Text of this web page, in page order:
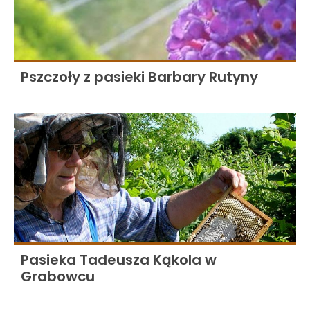
Pszczoły z pasieki Barbary Rutyny
Pasieka Tadeusza Kąkola w
Grabowcu